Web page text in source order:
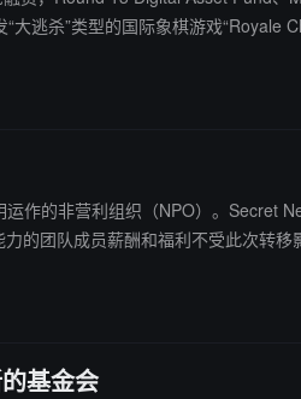
作的非营利组织（NPO）。Secret
基金会